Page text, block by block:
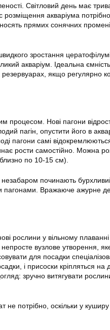
Світловий день має
розміщення акваріума потрібно
прямих сонячних
зростання
акваріум. Ідеальна
якщо регулярно
процесом. Нові пагони
пагін, опустити його в
пагони самі
рости самостійно. Можна
по 10-15 см).
незабаром починають
пагонами. Вражаюче ажурне
рослини у вільному плаванні
вузлове утворення,
для посадки
і присоски кріпляться на
зручно витягувати
не потрібно, оскільки у